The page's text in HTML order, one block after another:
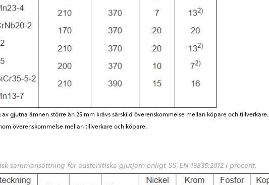
gjutna ämnen större än 25 mm krävs särskild överenskommelse mellan köpare och tillverkare.
överenskommelse mellan tillverkare och köpare.
sammansättning för austenitiska gjutjärn enligt SS-EN 13835:2012 i procent.